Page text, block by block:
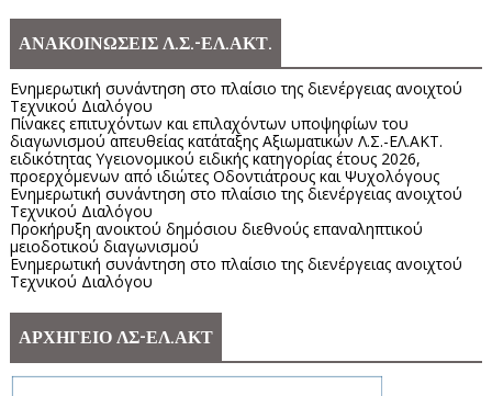
ΑΝΑΚΟΙΝΩΣΕΙΣ Λ.Σ.-ΕΛ.ΑΚΤ.
Ενημερωτική συνάντηση στο πλαίσιο της διενέργειας ανοιχτού
Τεχνικού Διαλόγου
Πίνακες επιτυχόντων και επιλαχόντων υποψηφίων του
διαγωνισμού απευθείας κατάταξης Αξιωματικών Λ.Σ.-ΕΛ.ΑΚΤ.
ειδικότητας Υγειονομικού ειδικής κατηγορίας έτους 2026,
προερχόμενων από ιδιώτες Οδοντιάτρους και Ψυχολόγους
Ενημερωτική συνάντηση στο πλαίσιο της διενέργειας ανοιχτού
Τεχνικού Διαλόγου
Προκήρυξη ανοικτού δημόσιου διεθνούς επαναληπτικού
μειοδοτικού διαγωνισμού
Ενημερωτική συνάντηση στο πλαίσιο της διενέργειας ανοιχτού
Τεχνικού Διαλόγου
ΑΡΧΗΓΕΙΟ ΛΣ-ΕΛ.ΑΚΤ